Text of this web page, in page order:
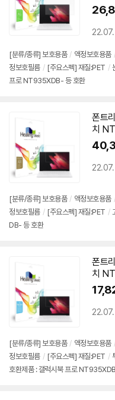
22.07.
[분류/종류] 보호용품 / 액정보호용품 /
정보호필름 / [주요스펙] 재질:PET /
프로 NT935XDB- 등 호환
폰트
치
22.07.
[분류/종류] 보호용품 / 액정보호용품 /
정보호필름 / [주요스펙] 재질:PET /
DB- 등 호환
폰트
치
22.07.
[분류/종류] 보호용품 / 액정보호용품 /
정보호필름 / [주요스펙] 재질:PET /
호환제품 : 갤럭시북 프로